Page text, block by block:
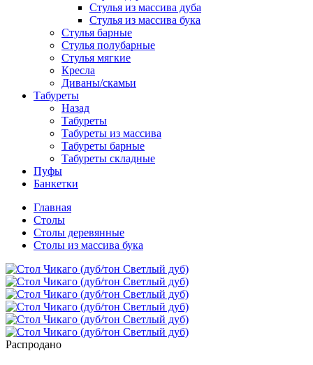
Стулья из массива дуба
Стулья из массива бука
Стулья барные
Стулья полубарные
Стулья мягкие
Кресла
Диваны/скамьи
Табуреты
Назад
Табуреты
Табуреты из массива
Табуреты барные
Табуреты складные
Пуфы
Банкетки
Главная
Столы
Столы деревянные
Столы из массива бука
Распродано